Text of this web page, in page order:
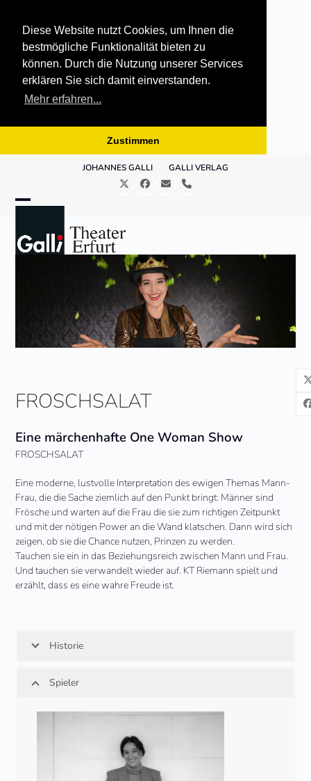
Diese Website nutzt Cookies, um Ihnen die
bestmögliche Funktionalität bieten zu
können. Durch die Nutzung unserer Services
erklären Sie sich damit einverstanden.
Mehr erfahren...
Zustimmen
JOHANNES GALLI GALLI VERLAG
TwitterFacebook
E- Telefon
mobile
menu
mobile
menu
FROSCHSALAT
Eine märchenhafte One Woman Show
FROSCHSALAT
Eine moderne, lustvolle Interpretation des ewigen Themas Mann-
Frau, die die Sache ziemlich auf den Punkt bringt: Männer sind
Frösche und warten auf die Frau die sie zum richtigen Zeitpunkt
und mit der nötigen Power an die Wand klatschen. Dann wird sich
zeigen, ob sie die Chance nutzen, Prinzen zu werden.
Tauchen sie ein in das Beziehungsreich zwischen Mann und Frau.
Und tauchen sie verwandelt wieder auf. KT Riemann spielt und
erzählt, dass es eine wahre Freude ist.
Historie
Spieler